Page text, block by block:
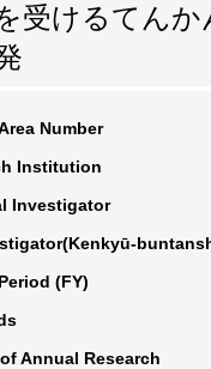
受けるてん
Number
Institution
Investigator
(FY)
Annual Research